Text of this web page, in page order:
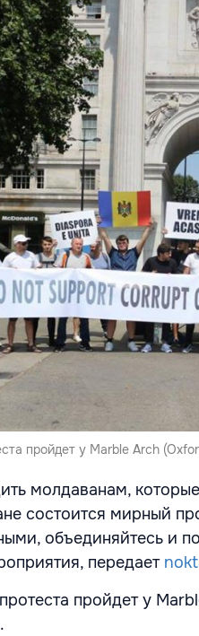
пройдет у Marble Arch
молдаванам,
состоится мирный
объединяйтесь и
передает
пройдет у